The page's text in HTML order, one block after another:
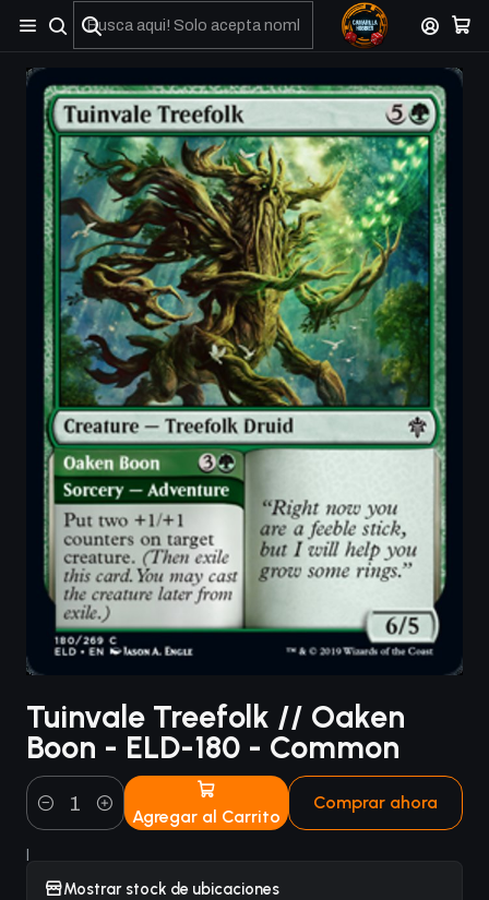
No olviden reportar sus depositos y transferencias por Whatsapp
Tuinvale Treefolk // Oaken
Boon - ELD-180 - Common
Cantidad Agregar al Carrito
Comprar ahora
|
Mostrar stock de ubicaciones